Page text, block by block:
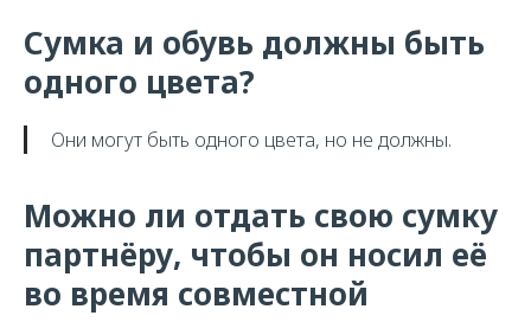
Сумка и обувь должны быть
одного цвета?
Они могут быть одного цвета, но не должны.
Можно ли отдать свою сумку
партнёру, чтобы он носил её
во время совместной